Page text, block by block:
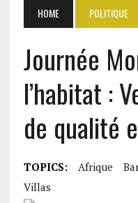
HOME POLITIQUE
Journée
l’habitat :
de qualité
TOPICS: Afrique
Villas